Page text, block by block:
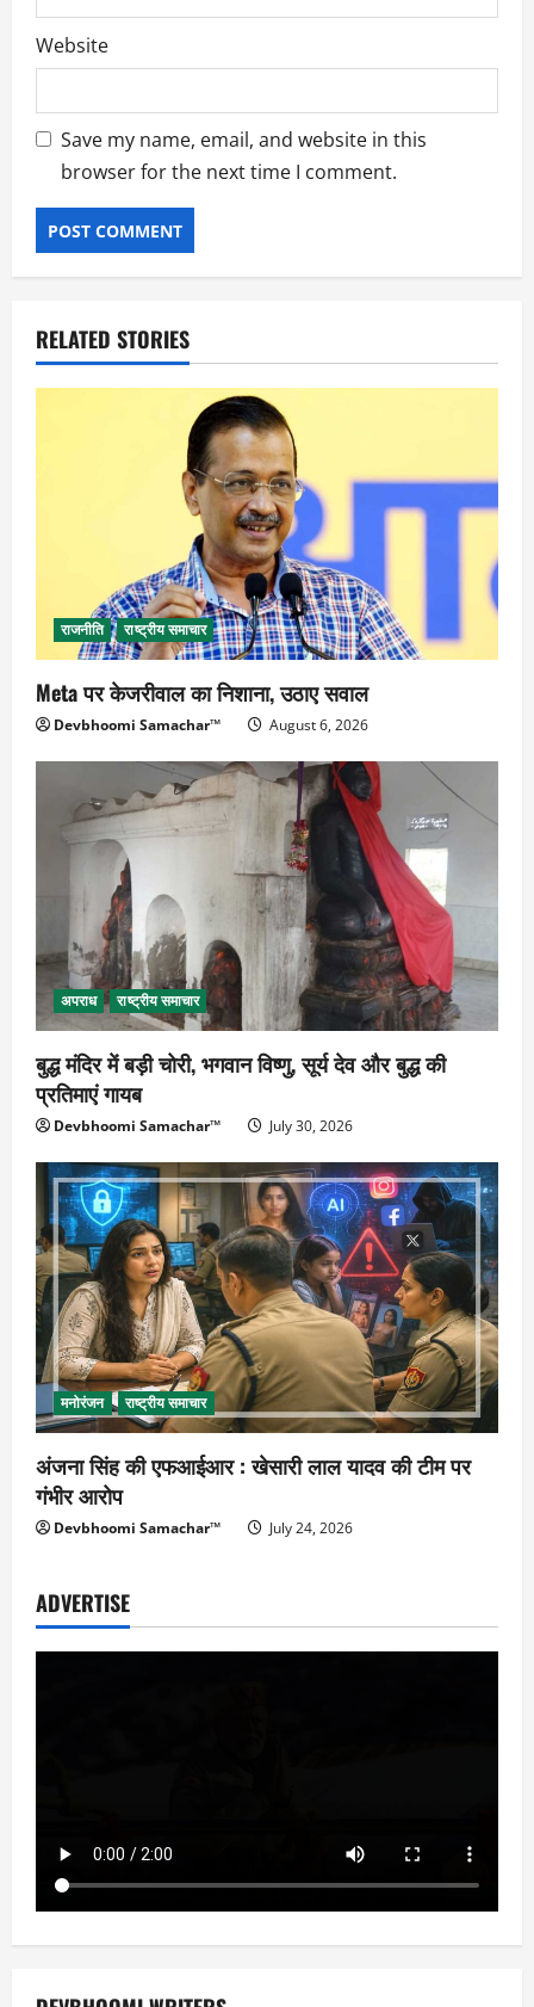
Website
Save my name, email, and website in this
browser for the next time I comment.
RELATED STORIES
राजनीति राष्ट्रीय समाचार
Meta पर केजरीवाल का निशाना, उठाए सवाल
Devbhoomi Samachar™ August 6, 2026
अपराध राष्ट्रीय समाचार
बुद्ध मंदिर में बड़ी चोरी, भगवान विष्णु, सूर्य देव और बुद्ध की
प्रतिमाएं गायब
Devbhoomi Samachar™ July 30, 2026
मनोरंजन राष्ट्रीय समाचार
अंजना सिंह की एफआईआर : खेसारी लाल यादव की टीम पर
गंभीर आरोप
Devbhoomi Samachar™ July 24, 2026
ADVERTISE